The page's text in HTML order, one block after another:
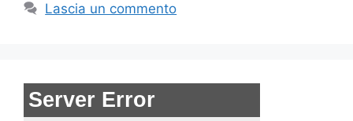
Lascia un commento